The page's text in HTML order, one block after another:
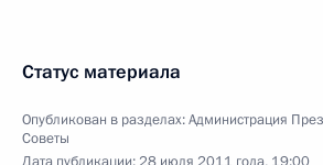
Статус материала
Опубликован в разделах:Администрация
Советы